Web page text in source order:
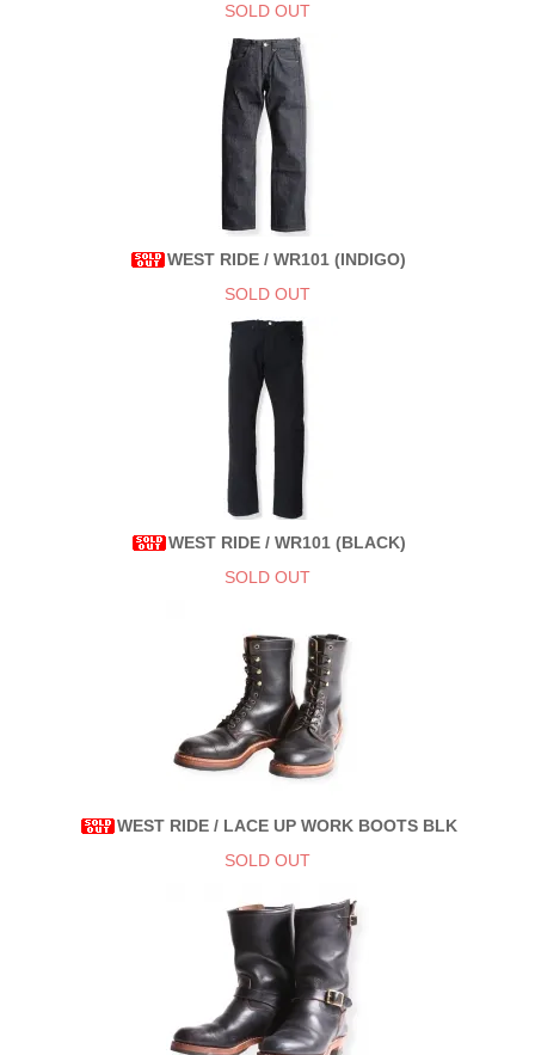
SOLD OUT
WEST RIDE / WR101 (INDIGO)
SOLD OUT
WEST RIDE / WR101 (BLACK)
SOLD OUT
WEST RIDE / LACE UP WORK BOOTS BLK
SOLD OUT